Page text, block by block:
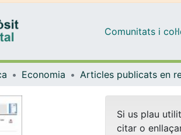
Comunitats i
Economia
Si us plau
citar o